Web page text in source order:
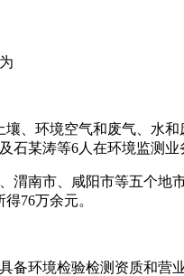
壤、环境空气和废气、水
石某涛等6人在环境监测
渭南市、咸阳市等五个地
76万余元。
备环境检验检测资质和